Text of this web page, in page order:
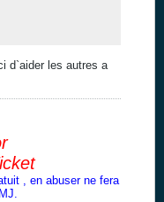
d`aider les autres a
, en abuser ne fera